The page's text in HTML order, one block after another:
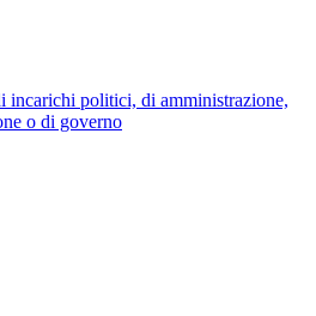
incarichi politici, di amministrazione,
o di governo